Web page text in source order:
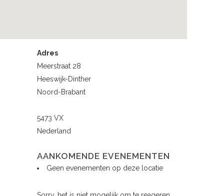
Adres
Meerstraat 28
Heeswijk-Dinther
Noord-Brabant
5473 VX
Nederland
AANKOMENDE EVENEMENTEN
Geen evenementen op deze locatie